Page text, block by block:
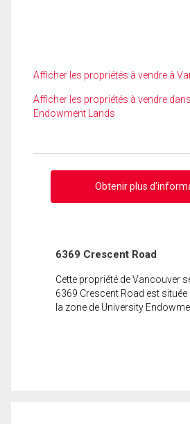
Afficher les propriétés à vendre à
Afficher les propriétés à vendre
Endowment Lands
Obtenir plus
6369 Crescent Road
Cette propriété de Vancouver
6369 Crescent Road est située
la zone de University